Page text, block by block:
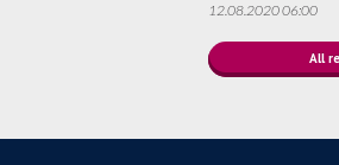
12.08.2020 06:00
All